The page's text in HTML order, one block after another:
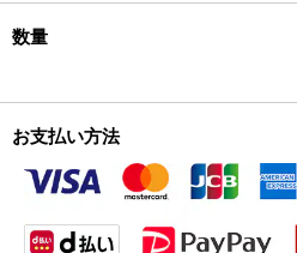
数量
お支払い方法